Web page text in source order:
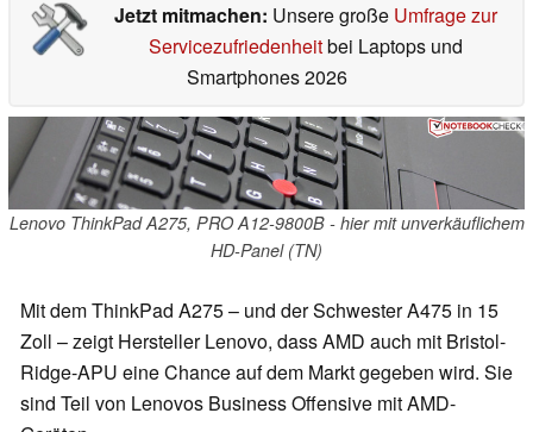
Jetzt mitmachen: Unsere große Umfrage zur
Servicezufriedenheitbei Laptops und
Smartphones 2026
Lenovo ThinkPad A275, PRO A12-9800B - hier mit unverkäuflichem
HD-Panel (TN)
Mit dem ThinkPad A275 – und der Schwester A475 in 15
Zoll – zeigt Hersteller Lenovo, dass AMD auch mit Bristol-
Ridge-APU eine Chance auf dem Markt gegeben wird. Sie
sind Teil von Lenovos Business Offensive mit AMD-